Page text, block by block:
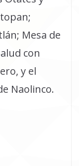
Mesa de
con
y el
Naolinco.